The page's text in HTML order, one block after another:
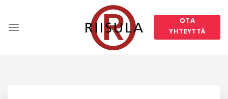
content
OTA
YHTEYTTÄ